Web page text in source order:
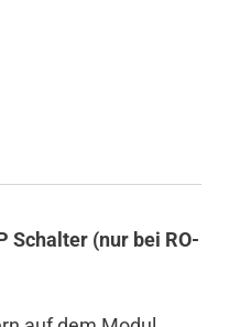
Schalter (nur bei RO-